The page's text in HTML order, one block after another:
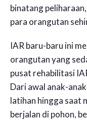
binatang
para orangutan
IAR baru-baru ini
orangutan yang
pusat rehabilitasi
Dari awal anak-
latihan hingga saat
berjalan di pohon,